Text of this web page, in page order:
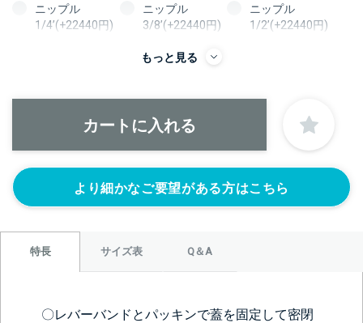
ニップル
1/4’(+22440円)
ニップル
3/8’(+22440円)
ニップル
1/2’(+22440円)
ソケット
3/8’(+22440円)
＞＞詳しくはこちらから
もっと見る
より細かなご要望がある方はこちら
特長 サイズ表 Q＆A
〇レバーバンドとパッキンで蓋を固定して密閉